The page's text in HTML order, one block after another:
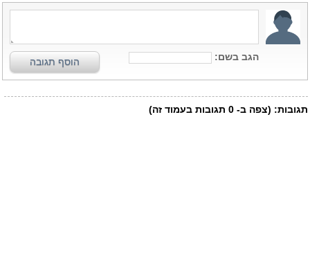
הגב בשם: הוסף תגובה
תגובות: (צפה ב- 0 תגובות בעמוד זה)